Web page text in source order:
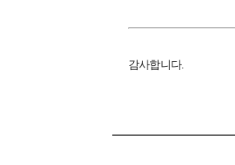
감사합니다.